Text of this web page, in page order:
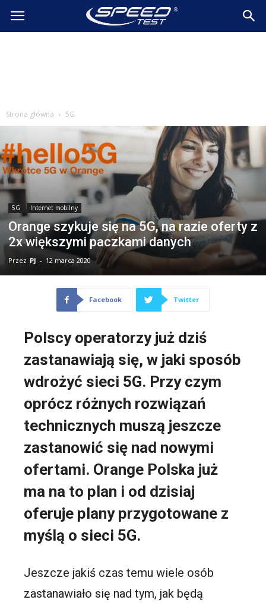
SpeedTest.pl
Strona główna 5G
5G Internet mobilny
Orange szykuje się na 5G, na razie oferty z
2x większymi paczkami danych
Przez PJ - 12 marca 2020
Facebook Twitter
Polscy operatorzy już dziś
zastanawiają się, w jaki sposób
wdrożyć sieci 5G. Przy czym
oprócz różnych rozwiązań
technicznych muszą jeszcze
zastanowić się nad nowymi
ofertami. Orange Polska już
ma na to plan i od dzisiaj
oferuje plany przygotowane z
myślą o sieci 5G.
Jeszcze jakiś czas temu wiele osób
zastanawiało się nad tym, jak będą